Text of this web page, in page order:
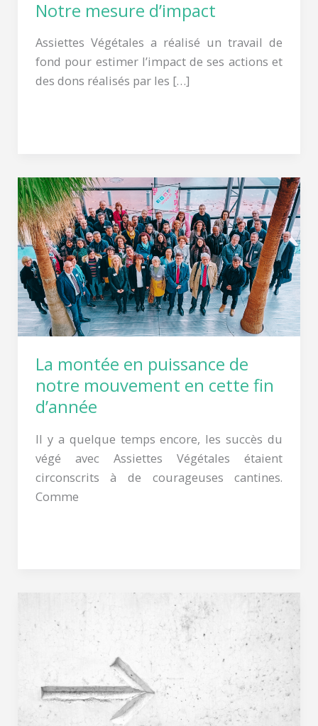
Notre mesure d’impact
Assiettes Végétales a réalisé un travail de
fond pour estimer l’impact de ses actions et
des dons réalisés par les […]
La montée en puissance de
notre mouvement en cette fin
d’année
Il y a quelque temps encore, les succès du
végé avec Assiettes Végétales étaient
circonscrits à de courageuses cantines.
Comme
La
montée
en
puissance
de
notre
mouvement
en
cette
fin
d’année
Encourager
le
choix
menu
végétarien
dans…